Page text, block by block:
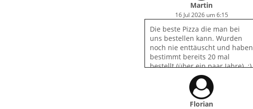
Martin
16 Jul 2026 um 6:15
Die beste Pizza die man bei
uns bestellen kann. Wurden
noch nie enttäuscht und haben
bestimmt bereits 20 mal
bestellt (über ein paar Jahre). :)
Florian